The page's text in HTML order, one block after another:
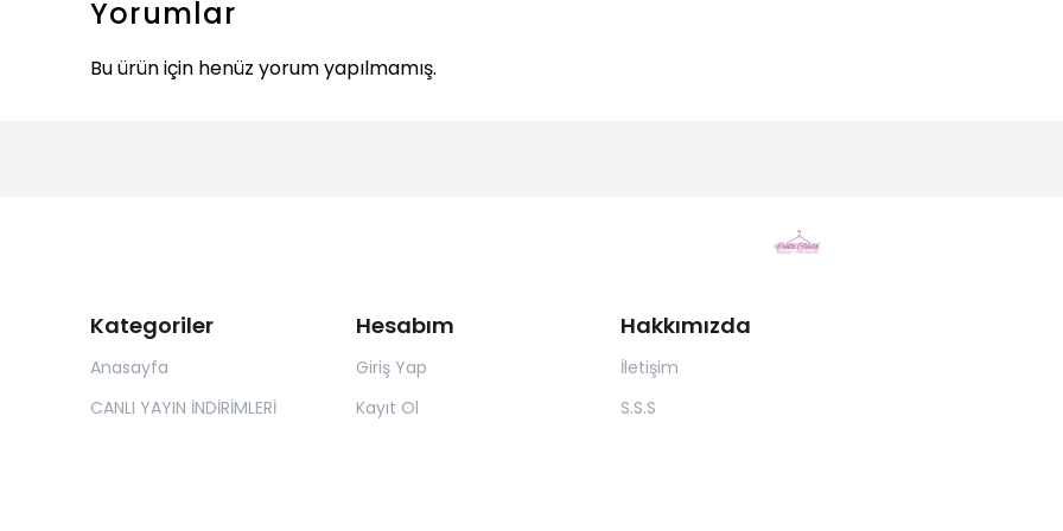
Yorumlar
Bu ürün için henüz yorum yapılmamış.
Kategoriler
Anasayfa
CANLI YAYIN İNDİRİMLERİ
Hesabım
Giriş Yap
Kayıt Ol
Hakkımızda
İletişim
S.S.S